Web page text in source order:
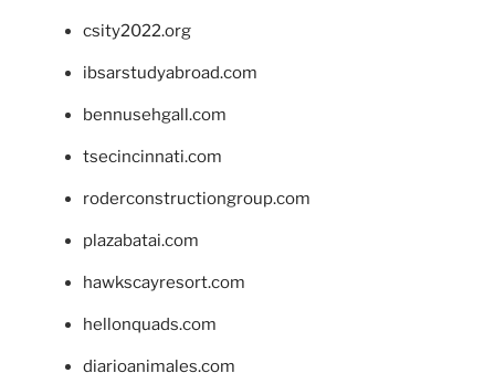
csity2022.org
ibsarstudyabroad.com
bennusehgall.com
tsecincinnati.com
roderconstructiongroup.com
plazabatai.com
hawkscayresort.com
hellonquads.com
diarioanimales.com